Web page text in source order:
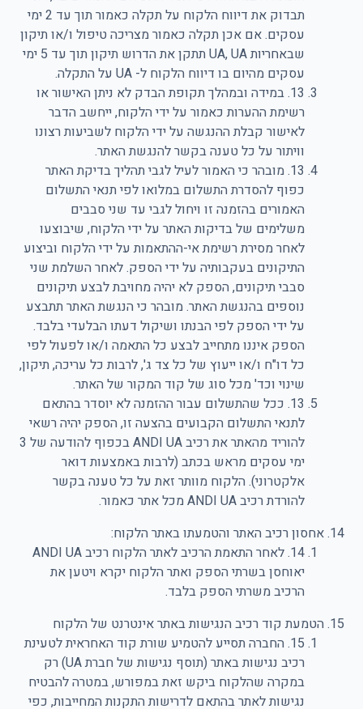
תבדוק את דיווח הלקוח על תקלה כאמור תוך עד 2 ימי
עסקים. אם אכן תקלה כאמור מצריכה טיפול ו/או תיקון
שבאחריות UA, UA תתקן את הדרוש תיקון תוך עד 5 ימי
עסקים מהיום בו דיווח הלקוח ל- UA על התקלה.
13. במידה ובמהלך תקופת הבדק לא ניתן האישור או
רשימת ההערות כאמור על ידי הלקוח, ייחשב הדבר
לאישור קבלת ההנגשה על ידי הלקוח לשביעות רצונו
וויתור על כל טענה בקשר להנגשת האתר.
13. מובהר כי האמור לעיל לגבי תהליך בדיקת האתר
כפוף להסדרת התשלום במלואו לפי תנאי התשלום
האמורים בהזמנה זו ויחול לגבי עד שני סבבים
משלימים של בדיקות האתר על ידי הלקוח, שיבוצעו
לאחר מסירת רשימת אי-ההתאמות על ידי הלקוח וביצוע
התיקונים בעקבותיה על ידי הספק. לאחר השלמת שני
סבבי תיקונים, הספק לא יהיה מחויבת לבצע תיקונים
נוספים בהנגשת האתר. מובהר כי הנגשת האתר תתבצע
על ידי הספק לפי הבנתו ושיקול דעתו הבלעדי בלבד.
הספק איננו מתחייב לבצע כל התאמה ו/או לפעול לפי
כל דו"ח ו/או ייעוץ של כל צד ג', לרבות כל עריכה, תיקון,
שינוי וכד' מכל סוג של קוד המקור של האתר.
13. ככל שהתשלום עבור ההזמנה לא יוסדר בהתאם
לתנאי התשלום הקבועים בהצעה זו, הספק יהיה רשאי
להוריד מהאתר את רכיב ANDI UA בכפוף להודעה של 3
ימי עסקים מראש בכתב (לרבות באמצעות דואר
אלקטרוני). הלקוח מוותר זאת על כל טענה בקשר
להורדת רכיב ANDI UA מכל אתר כאמור.
אחסון רכיב האתר והטמעתו באתר הלקוח:
14. לאחר התאמת הרכיב לאתר הלקוח רכיב ANDI UA
יאוחסן בשרתי הספק ואתר הלקוח יקרא ויטען את
הרכיב משרתי הספק בלבד.
הטמעת קוד רכיב הנגישות באתר אינטרנט של הלקוח
15. החברה תסייע להטמיע שורת קוד האחראית לטעינת
רכיב נגישות באתר (תוסף נגישות של חברת UA) רק
במקרה שהלקוח ביקש זאת במפורש, במטרה להבטיח
נגישות לאתר בהתאם לדרישות התקנות המחייבות, כפי